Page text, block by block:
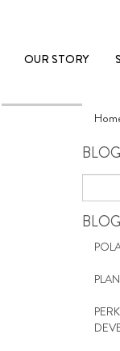
OUR STORY